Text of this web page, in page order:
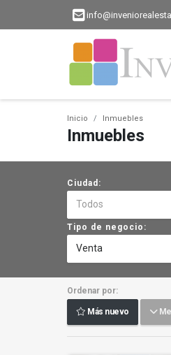
Inicio Inmuebles
Inmuebles
Ciudad:
Todos
Tipo de negocio:
Venta
Ordenar por:
Más nuevo